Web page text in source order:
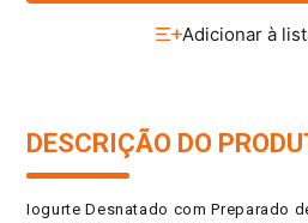
DESCRIÇÃO DO
Iogurte Desnatado com Preparado